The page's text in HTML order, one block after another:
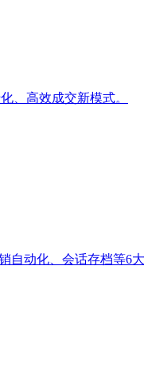
、高效成交新模式。
自动化、会话存档等6